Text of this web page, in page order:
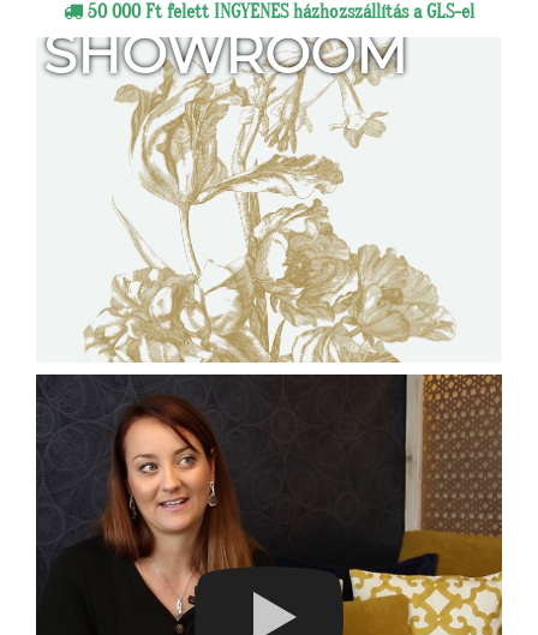
50 000 Ft felett INGYENES házhozszállítás a GLS-el
SHOWROOM